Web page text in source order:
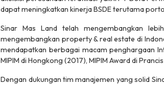
dapat meningkatkan kinerja BSDE terutama
Sinar Mas Land telah mengembangkan
mengembangkan property & real estate di
mendapatkan berbagai macam penghargaan
MIPIM di Hongkong (2017), MIPIM Award di
Dengan dukungan tim manajemen yang solid